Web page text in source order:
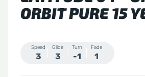
ORBIT PURE 15
Speed
3
Glide
3
Turn
-1
Fade
1